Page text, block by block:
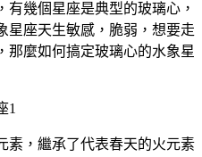
有幾個星座是典型的玻璃心，
星座天生敏感，脆弱，想要走
那麼如何搞定玻璃心的水象星
1
素，繼承了代表春天的火元素